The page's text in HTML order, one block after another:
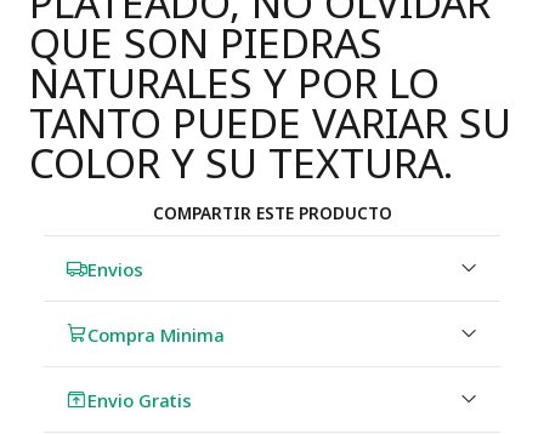
QUE SON PIEDRAS
NATURALES Y POR LO
TANTO PUEDE VARIAR SU
COLOR Y SU TEXTURA.
COMPARTIR ESTE PRODUCTO
Envios
Compra Minima
Envio Gratis